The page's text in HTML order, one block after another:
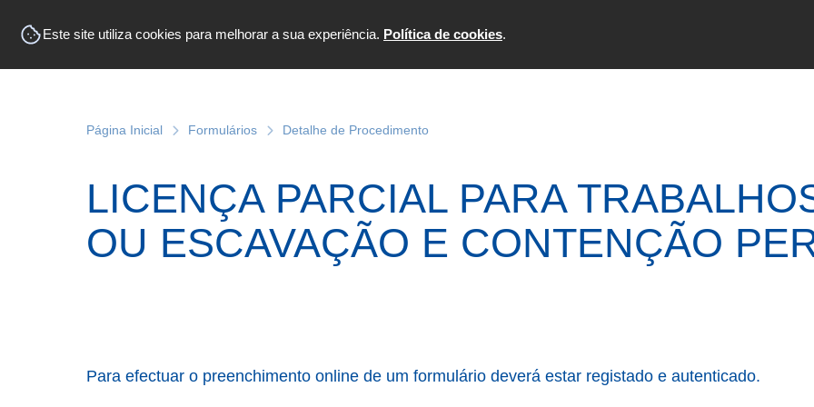
Este site utiliza cookies para melhorar a sua experiência. Política de cookies.
Formulários
Página Inicial Formulários Detalhe de Procedimento
LICENÇA PARCIAL PARA
OU ESCAVAÇÃO E CONTENÇÃO
Para efectuar o preenchimento online de um formulário deverá estar registado e autenticado.